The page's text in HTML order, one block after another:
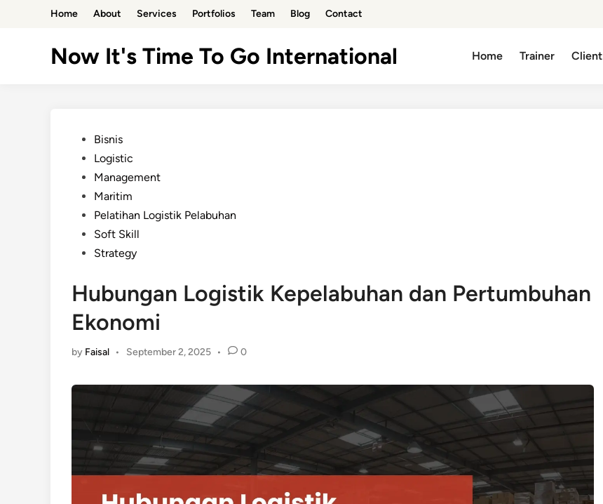
Home About Services Portfolios Team Blog Contact
Now It's Time To Go International Home Trainer Client
PostedBisnis
Logistic
Management
Maritim
Pelatihan Logistik Pelabuhan
Soft Skill
Strategy
Hubungan Logistik Kepelabuhan dan Pertumbuhan
Ekonomi
by Faisal • September 2, 2025 • 0